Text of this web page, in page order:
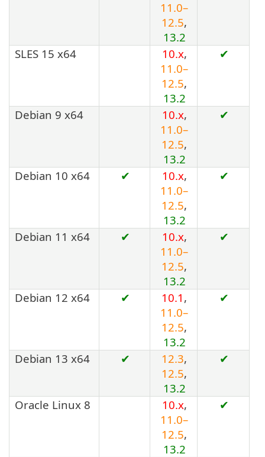
11.0–
12.5,
13.2
SLES 15 x64
10.x,
11.0–
12.5,
13.2
✔
Debian 9 x64 10.x,
11.0–
12.5,
13.2
✔
Debian 10 x64 ✔ 10.x,
11.0–
12.5,
13.2
✔
Debian 11 x64 ✔ 10.x,
11.0–
12.5,
13.2
✔
Debian 12 x64 ✔ 10.1 ,
11.0–
12.5,
13.2
✔
Debian 13 x64 ✔ 12.3,
12.5,
13.2
✔
Oracle Linux 8 10.x,
11.0–
12.5,
13.2
✔